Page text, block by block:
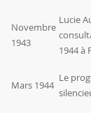
Novembre
1943
Lucie
1944 à
Mars 1944
Le